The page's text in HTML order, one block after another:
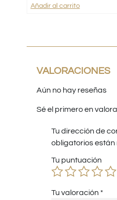
Añadir al carrito
VALORACIONES
Aún no hay reseñas
Sé el primero en
Tu dirección de
obligatorios
Tu puntuación
Tu valoración *